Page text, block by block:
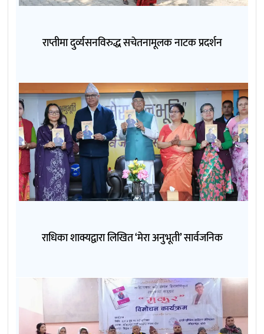
राप्तीमा दुर्व्यसनविरुद्ध सचेतनामूलक नाटक प्रदर्शन
राधिका शाक्यद्वारा लिखित ‘मेरा अनुभूती’ सार्वजनिक